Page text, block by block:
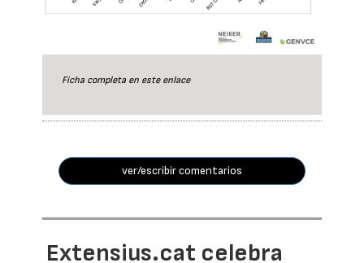
Ficha completa en este enlace
ver/escribir comentarios
Extensius.cat celebra